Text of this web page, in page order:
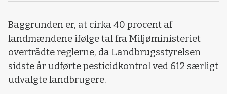
Baggrunden er, at cirka 40 procent af
landmændene ifølge tal fra Miljøministeriet
overtrådte reglerne, da Landbrugsstyrelsen
sidste år udførte pesticidkontrol ved 612 særligt
udvalgte landbrugere.